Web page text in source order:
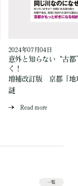
2024年07月04日
意外と知らない“古
く！
増補改訂版 京都「地
謎
Read more
一覧